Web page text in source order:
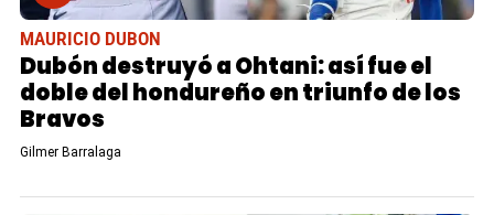
MAURICIO DUBON
Dubón destruyó a Ohtani: así fue el
doble del hondureño en triunfo de los
Bravos
Gilmer Barralaga